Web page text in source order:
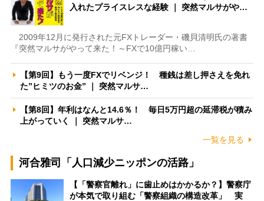
入れたプライスレスな経験 ｜ 突然マルサがや…
2009年12月に発行された元FXトレーダー・磯貝清明氏の著書
『突然マルサがやって来た！～FXで10億円稼い…
【第9回】もう一度FXでリベンジ！ 種銭は差し押さえを免れ
た”ヒミツのお金” ｜ 突然マルサ…
【第8回】年利はなんと14.6％！ 毎日5万円超の延滞税が積み
上がっていく ｜ 突然マルサ…
一覧を見る
河合雅司「人口減少ニッポンの活路」
【「警察官離れ」に歯止めはかかるか？】警察庁
が本気で取り組む「警察組織の構造改革」 実